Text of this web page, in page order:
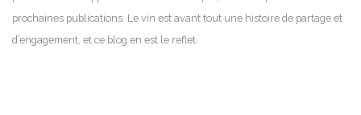
prochaines publications. Le vin est avant tout une histoire de partage et
d’engagement, et ce blog en est le reflet.